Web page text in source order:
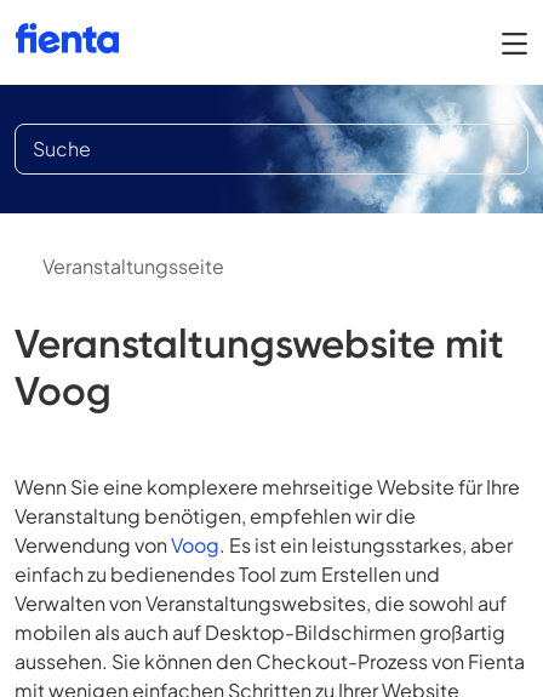
Veranstaltungsseite
Veranstaltungswebsite mit
Voog
Wenn Sie eine komplexere mehrseitige Website für Ihre
Veranstaltung benötigen, empfehlen wir die
Verwendung vonVoog. Es ist ein leistungsstarkes, aber
einfach zu bedienendes Tool zum Erstellen und
Verwalten von Veranstaltungswebsites, die sowohl auf
mobilen als auch auf Desktop-Bildschirmen großartig
aussehen. Sie können den Checkout-Prozess von Fienta
mit wenigen einfachen Schritten zu Ihrer Website